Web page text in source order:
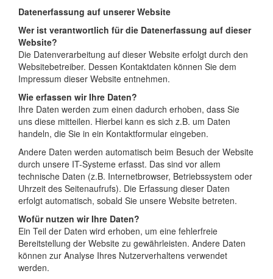
Datenerfassung auf unserer Website
Wer ist verantwortlich für die Datenerfassung auf dieser
Website?
Die Datenverarbeitung auf dieser Website erfolgt durch den
Websitebetreiber. Dessen Kontaktdaten können Sie dem
Impressum dieser Website entnehmen.
Wie erfassen wir Ihre Daten?
Ihre Daten werden zum einen dadurch erhoben, dass Sie
uns diese mitteilen. Hierbei kann es sich z.B. um Daten
handeln, die Sie in ein Kontaktformular eingeben.
Andere Daten werden automatisch beim Besuch der Website
durch unsere IT-Systeme erfasst. Das sind vor allem
technische Daten (z.B. Internetbrowser, Betriebssystem oder
Uhrzeit des Seitenaufrufs). Die Erfassung dieser Daten
erfolgt automatisch, sobald Sie unsere Website betreten.
Wofür nutzen wir Ihre Daten?
Ein Teil der Daten wird erhoben, um eine fehlerfreie
Bereitstellung der Website zu gewährleisten. Andere Daten
können zur Analyse Ihres Nutzerverhaltens verwendet
werden.